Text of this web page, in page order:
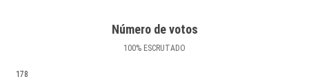
Número de votos
100% ESCRUTADO
178